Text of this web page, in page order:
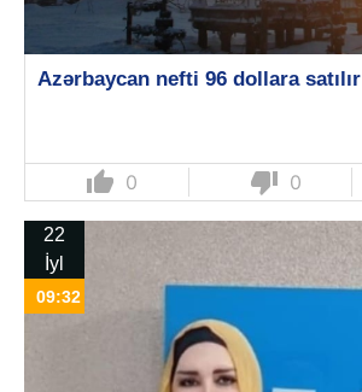
Azərbaycan nefti 96 dollara satılır
thumb_up 0 thumb_down 0
22
İyl
09:32